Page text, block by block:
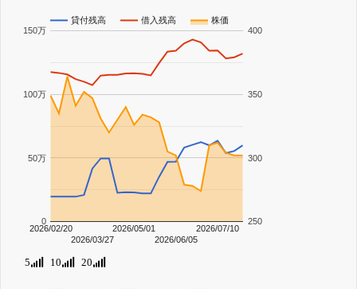
貸付残高 借入残高 株価
2026/02/20
2026/03/27
2026/05/01
2026/06/05
2026/07/10
0
50万
100万
150万
250
300
350
400
5 10 20